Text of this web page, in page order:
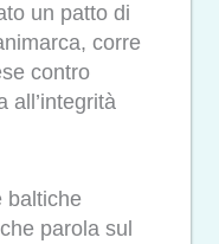
un patto di
corre
contro
all’integrità
baltiche
parola sul